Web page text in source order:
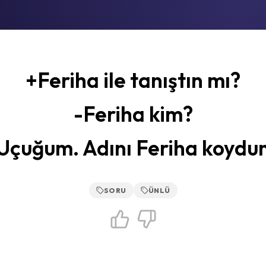
+Feriha ile tanıştın mı?
-Feriha kim?
Adını Feriha
SORU ÜNLÜ